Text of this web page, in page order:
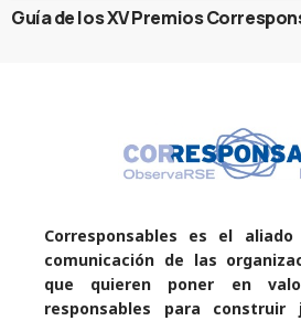
Guía de los XV Premios
Corresponsables es el
comunicación de las
que quieren poner en
responsables para construir